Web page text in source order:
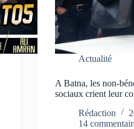
Actualité
A Batna, les non-
sociaux crient leur
Rédaction
14